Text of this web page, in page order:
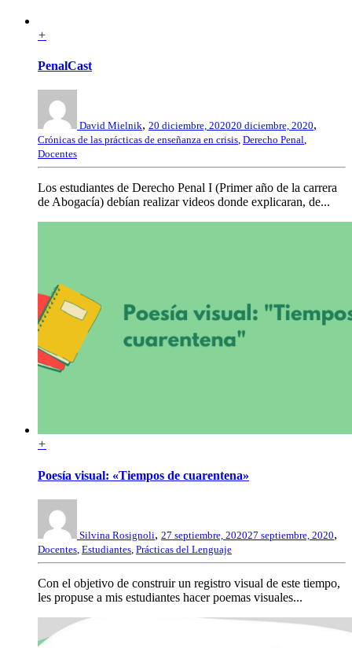
+
PenalCast
David Mielnik, 20 diciembre, 202020 diciembre, 2020,
Crónicas de las prácticas de enseñanza en crisis, Derecho Penal,
Docentes
Los estudiantes de Derecho Penal I (Primer año de la carrera
de Abogacía) debían realizar videos donde explicaran, de...
+
Poesía visual: «Tiempos de cuarentena»
Silvina Rosignoli, 27 septiembre, 202027 septiembre, 2020,
Docentes, Estudiantes, Prácticas del Lenguaje
Con el objetivo de construir un registro visual de este tiempo,
les propuse a mis estudiantes hacer poemas visuales...